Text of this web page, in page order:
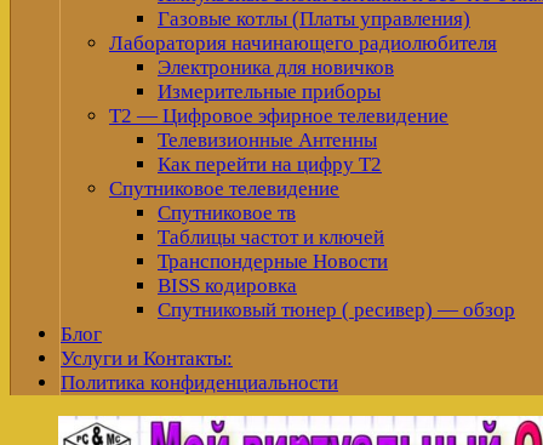
Газовые котлы (Платы управления)
Лаборатория начинающего радиолюбителя
Электроника для новичков
Измерительные приборы
Т2 — Цифровое эфирное телевидение
Телевизионные Антенны
Как перейти на цифру Т2
Спутниковое телевидение
Спутниковое тв
Таблицы частот и ключей
Транспондерные Новости
BISS кодировка
Спутниковый тюнер ( ресивер) — обзор
Блог
Услуги и Контакты:
Политика конфиденциальности